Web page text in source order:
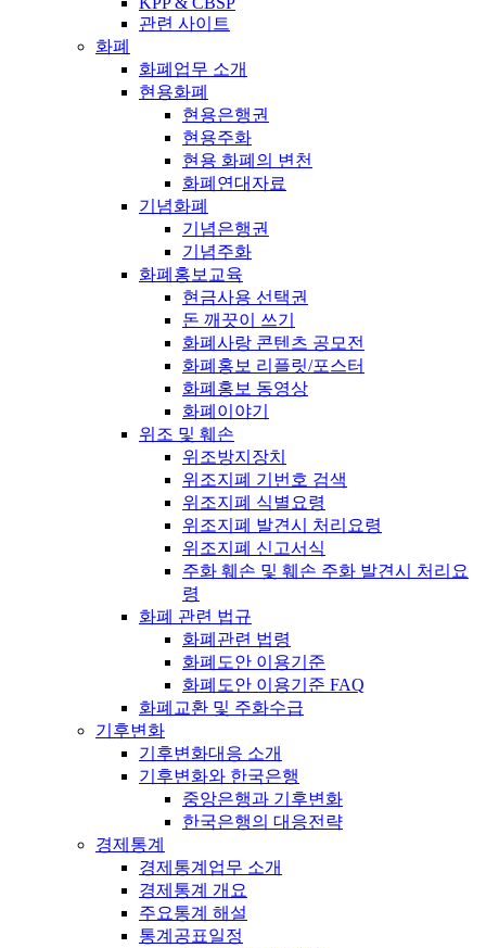
관련 사이트
화폐
화폐업무 소개
현용화폐
현용은행권
현용주화
현용 화폐의 변천
화폐연대자료
기념화폐
기념은행권
기념주화
화폐홍보교육
현금사용 선택권
돈 깨끗이 쓰기
화폐사랑 콘텐츠 공모전
화폐홍보 리플릿/포스터
화폐홍보 동영상
화폐이야기
위조 및 훼손
위조방지장치
위조지폐 기번호 검색
위조지폐 식별요령
위조지폐 발견시 처리요령
위조지폐 신고서식
주화 훼손 및 훼손 주화 발견시 처리요
령
화폐 관련 법규
화폐관련 법령
화폐도안 이용기준
화폐도안 이용기준 FAQ
화폐교환 및 주화수급
기후변화
기후변화대응 소개
기후변화와 한국은행
중앙은행과 기후변화
한국은행의 대응전략
경제통계
경제통계업무 소개
경제통계 개요
주요통계 해설
통계공표일정